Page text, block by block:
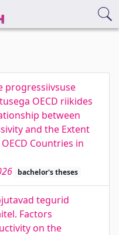
progressiivsuse
OECD riikides
between
and the Extent
Countries in
bachelor's theses
tegurid
Factors
on the